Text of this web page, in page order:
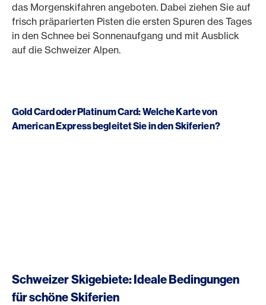
das Morgenskifahren angeboten. Dabei ziehen Sie auf
frisch präparierten Pisten die ersten Spuren des Tages
in den Schnee bei Sonnenaufgang und mit Ausblick
auf die Schweizer Alpen.
Gold Card oder Platinum Card: Welche Karte von
American Express begleitet Sie in den Skiferien?
Schweizer Skigebiete: Ideale Bedingungen
für schöne Skiferien